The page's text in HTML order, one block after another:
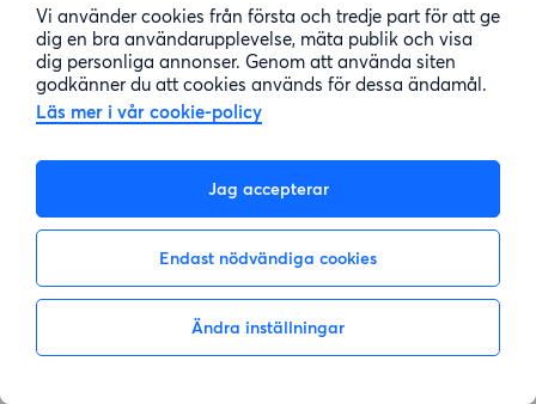
Vi använder cookies från första och tredje part för att ge
dig en bra användarupplevelse, mäta publik och visa
dig personliga annonser. Genom att använda siten
godkänner du att cookies används för dessa ändamål.
Läs mer i vår cookie-policy
Jag accepterar
Endast nödvändiga cookies
Ändra inställningar